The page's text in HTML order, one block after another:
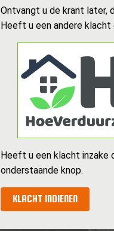
Ontvangt u de krant later,
Heeft u een andere
Heeft u een klacht inzake
onderstaande knop.
KLACHT INDIENEN